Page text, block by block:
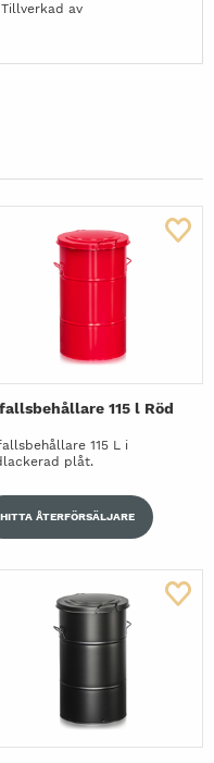
av
115 l Röd
115 L i
plåt.
HITTA ÅTERFÖRSÄLJARE